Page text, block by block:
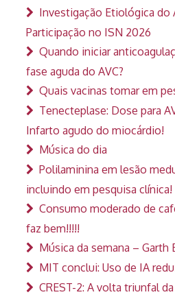
Investigação Etiológica do
Participação no ISN 2026
Quando iniciar
fase aguda do AVC?
Quais vacinas tomar em
Tenecteplase: Dose para
Infarto agudo do miocárdio!
Música do dia
Polilaminina em lesão
incluindo em pesquisa clínica!
Consumo moderado de
faz bem!!!!!
Música da semana – Garth
MIT conclui: Uso de IA
CREST-2: A volta triunfal